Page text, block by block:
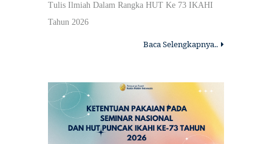
Tulis Ilmiah Dalam Rangka HUT Ke 73 IKAHI
Tahun 2026
Baca Selengkapnya..